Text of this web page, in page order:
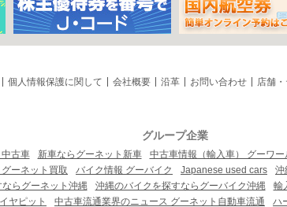
個人情報保護に関して 会社概要 沿革 お問い合わせ 店舗
グループ企業
古車 新車ならグーネット新車 中古車情報（輸入車） グーワー
ーネット買取
バイク情報 グーバイク Japanese used cars
沖
らグーネット沖縄
沖縄のバイクを探すならグーバイク沖縄
輸
ヤピット
中古車流通業界のニュース グーネット自動車流通 ハ